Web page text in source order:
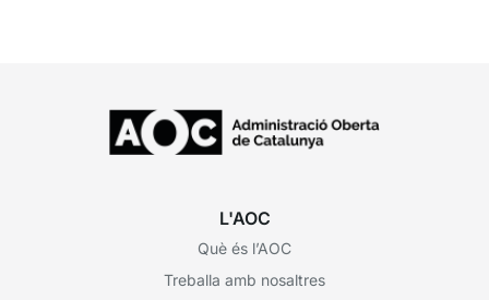
L'AOC
Què és l’AOC
Treballa amb nosaltres